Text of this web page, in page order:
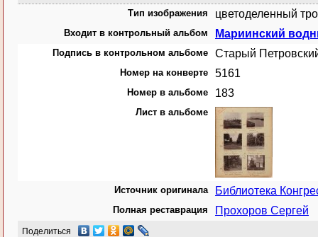
Тип изображения цветоделенный
Входит в контрольный альбом Мариинский
Подпись в контрольном альбоме Старый
Номер на конверте 5161
Номер в альбоме 183
Лист в альбоме
Источник оригинала Библиотека
Полная реставрация Прохоров Сергей
Поделиться